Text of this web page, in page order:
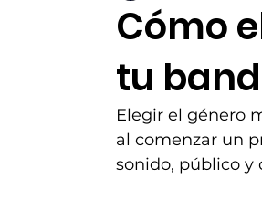
Cómo
tu
Elegir el género
al comenzar un
sonido, público y